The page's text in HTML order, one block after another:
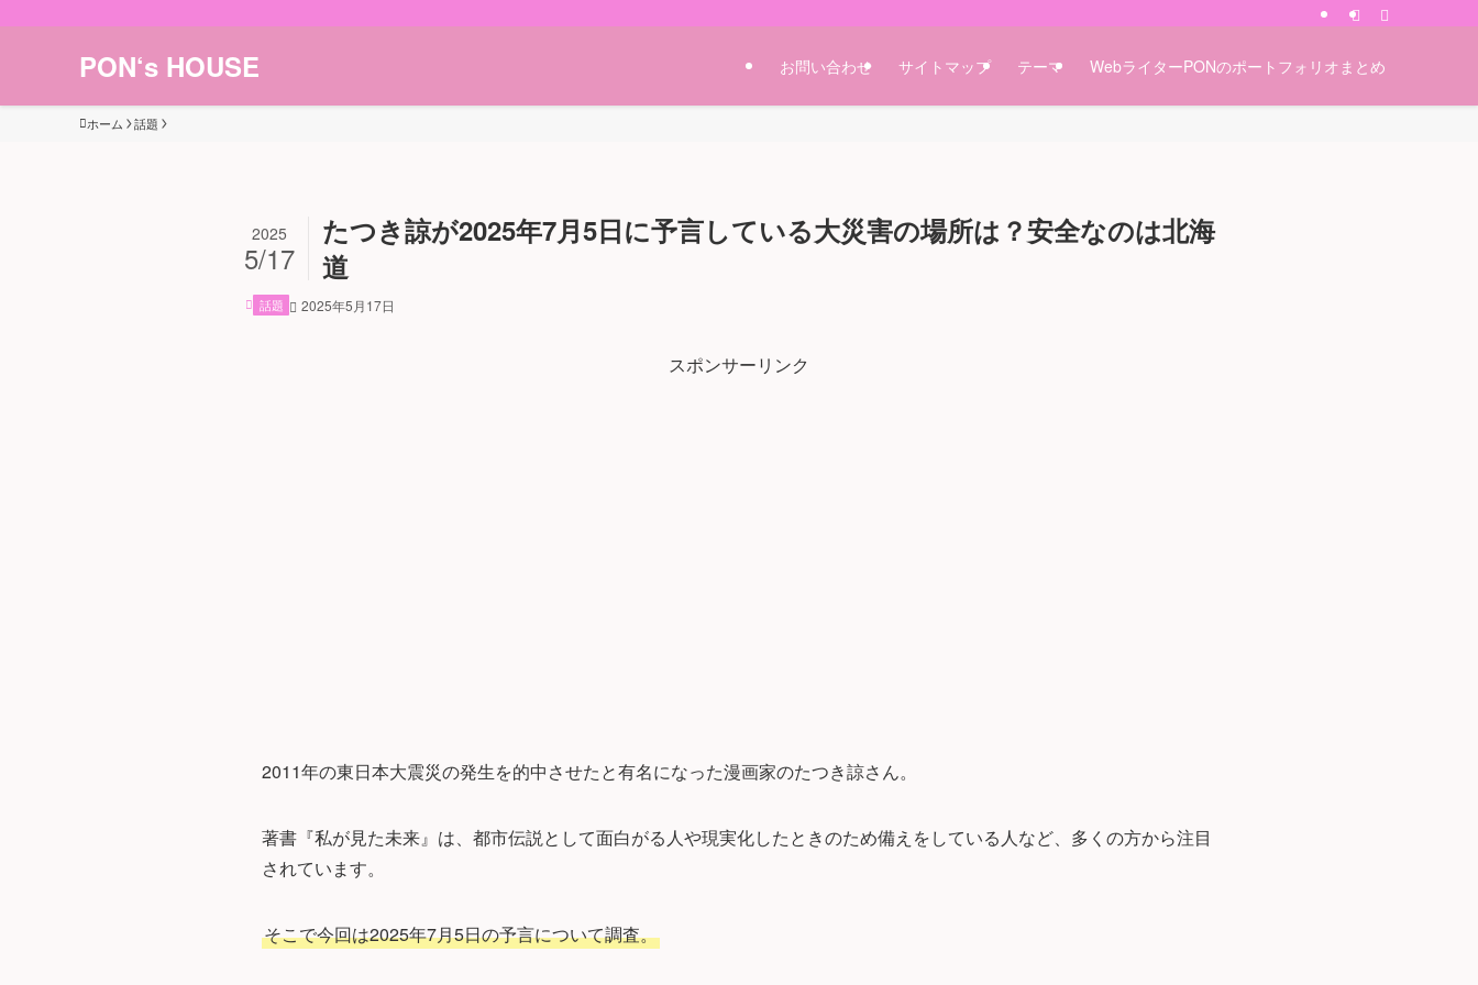
PON‘s HOUSE お問い合わせ サイトマップ テーマ WebライターPONのポートフォリオまとめ
ホーム 話題
たつき諒が2025年7月5日に予言している大災害の場所は？安全なのは北海
道
2025
5/17
話題 2025年5月17日
スポンサーリンク
2011年の東日本大震災の発生を的中させたと有名になった漫画家のたつき諒さん。
著書『私が見た未来』は、都市伝説として面白がる人や現実化したときのため備えをしている人など、多くの方から注目
されています。
そこで今回は2025年7月5日の予言について調査。